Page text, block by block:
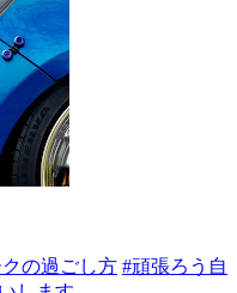
の過ごし方 #頑張ろう自